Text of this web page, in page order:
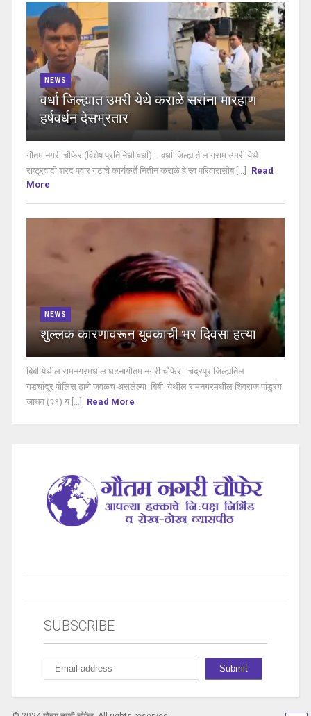
NEWS
वर्धा जिल्ह्यात उमरी येथे कराळे सरांना मारहाण
हर्षवर्धन देसभ्रतार
गौतम नगरी चौफेर (विशेष प्रतिनिधी वर्धा) :- वर्धा जिल्ह्यातील ग्राम उमरी येथे
राष्ट्रवादी शरद पवार गटाचे कार्यकर्ते नितीन कराळे हे स्व परिवारासोब [...]
Read
More
NEWS
शुल्लक कारणावरून युवकाची भर दिवसा हत्या
बिबी येथील रामनगरमधील घटनागौतम नगरी चौफेर - चंद्रपूर जिल्ह्यतिल
गडचांदूर पोलिस ठाणे जवळच असलेल्या बिबी येथील रामनगरमधील शिवराज पांडुरंग
जाधव (२१) य [...]
Read More
SUBSCRIBE